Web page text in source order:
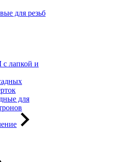
для резьб
лапкой и
для